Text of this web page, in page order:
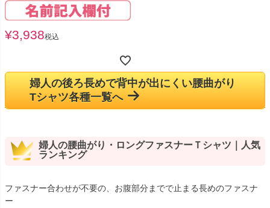
¥3,938税込
婦人の後ろ長めで背中が出にくい腰曲がり
Tシャツ各種一覧へ
婦人の腰曲がり・ロングファスナーＴシャツ｜人気
ランキング
ファスナー合わせが不要の、お腹部分までで止まる長めのファスナ
ー